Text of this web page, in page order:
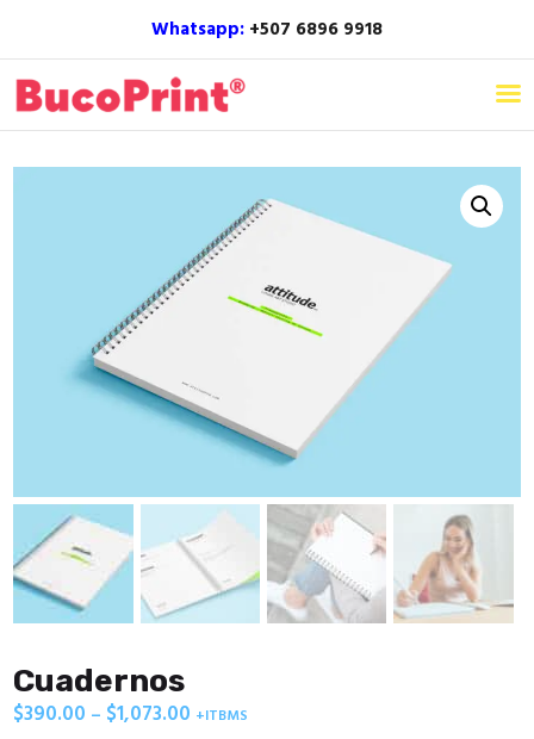
Whatsapp: +507 6896 9918‬
Productos
Inspiración
Blog
Cuadernos
$390.00 – $1,073.00 Price
+ITBMS